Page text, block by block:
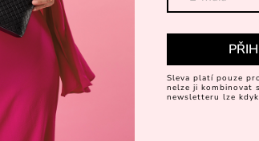
Sleva platí pouze
nelze ji kombinovat
newsletteru lze